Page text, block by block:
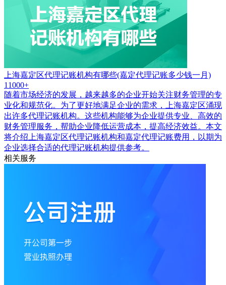
上海嘉定区代理记账机构有哪些(嘉定代理记账多少钱一月)
11000+
随着市场经济的发展，越来越多的企业开始关注财务管理的专
业化和规范化。为了更好地满足企业的需求，上海嘉定区涌现
出许多代理记账机构。这些机构能够为企业提供专业、高效的
财务管理服务，帮助企业降低运营成本，提高经济效益。本文
将介绍上海嘉定区代理记账机构和嘉定代理记账费用，以期为
企业选择合适的代理记账机构提供参考。
相关服务